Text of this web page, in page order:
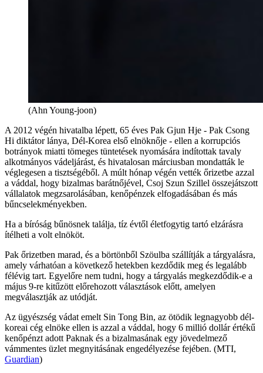
(Ahn Young-joon)
A 2012 végén hivatalba lépett, 65 éves Pak Gjun Hje - Pak Csong
Hi diktátor lánya, Dél-Korea első elnöknője - ellen a korrupciós
botrányok miatti tömeges tüntetések nyomására indítottak tavaly
alkotmányos vádeljárást, és hivatalosan márciusban mondatták le
véglegesen a tisztségéből. A múlt hónap végén vették őrizetbe azzal
a váddal, hogy bizalmas barátnőjével, Csoj Szun Szillel összejátszott
vállalatok megzsarolásában, kenőpénzek elfogadásában és más
bűncselekményekben.
Ha a bíróság bűnösnek találja, tíz évtől életfogytig tartó elzárásra
ítélheti a volt elnököt.
Pak őrizetben marad, és a börtönből Szöulba szállítják a tárgyalásra,
amely várhatóan a következő hetekben kezdődik meg és legalább
félévig tart. Egyelőre nem tudni, hogy a tárgyalás megkezdődik-e a
május 9-re kitűzött előrehozott választások előtt, amelyen
megválasztják az utódját.
Az ügyészség vádat emelt Sin Tong Bin, az ötödik legnagyobb dél-
koreai cég elnöke ellen is azzal a váddal, hogy 6 millió dollár értékű
kenőpénzt adott Paknak és a bizalmasának egy jövedelmező
vámmentes üzlet megnyitásának engedélyezése fejében. (MTI,
Guardian)